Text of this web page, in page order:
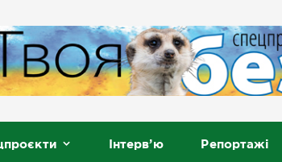
Інтерв’ю Репортажі